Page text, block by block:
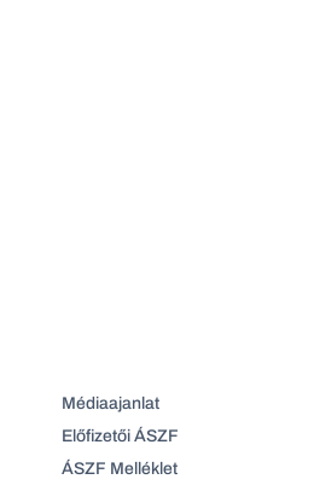
Médiaajanlat
Előfizetői ÁSZF
ÁSZF Melléklet